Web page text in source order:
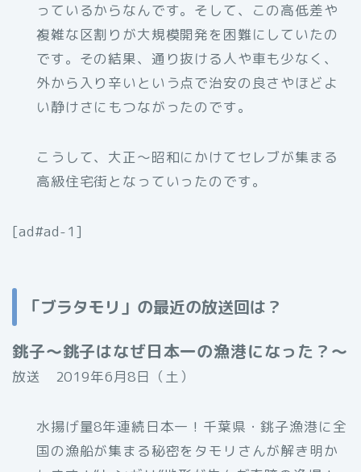
っているからなんです。そして、この高低差や
複雑な区割りが大規模開発を困難にしていたの
です。その結果、通り抜ける人や車も少なく、
外から入り辛いという点で治安の良さやほどよ
い静けさにもつながったのです。
こうして、大正〜昭和にかけてセレブが集まる
高級住宅街となっていったのです。
[ad#ad-1]
「ブラタモリ」の最近の放送回は？
銚子〜銚子はなぜ日本一の漁港になった？〜
放送 2019年6月8日（土）
水揚げ量8年連続日本一！千葉県・銚子漁港に全
国の漁船が集まる秘密をタモリさんが解き明か